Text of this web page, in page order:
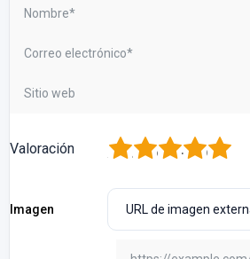
Valoración 5
4
3
2
Imagen